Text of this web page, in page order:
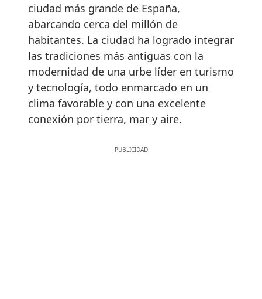
ciudad más grande de España,
abarcando cerca del millón de
habitantes. La ciudad ha logrado integrar
las tradiciones más antiguas con la
modernidad de una urbe líder en turismo
y tecnología, todo enmarcado en un
clima favorable y con una excelente
conexión por tierra, mar y aire.